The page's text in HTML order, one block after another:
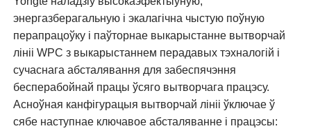
энергазберагальную і экалагічна чыстую поўную
перапрацоўку і паўторнае выкарыстанне вытворчай
лініі WPC з выкарыстаннем перадавых тэхналогій і
сучаснага абсталявання для забеспячэння
бесперабойнай працы ўсяго вытворчага працэсу.
Асноўная канфігурацыя вытворчай лініі ўключае ў
сябе наступнае ключавое абсталяванне і працэсы: